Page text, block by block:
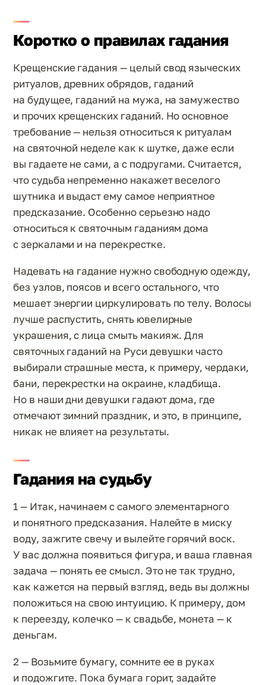
Коротко о правилах гадания
Крещенские гадания — целый свод языческих
ритуалов, древних обрядов, гаданий
на будущее, гаданий на мужа, на замужество
и прочих крещенских гаданий. Но основное
требование — нельзя относиться к ритуалам
на святочной неделе как к шутке, даже если
вы гадаете не сами, а с подругами. Считается,
что судьба непременно накажет веселого
шутника и выдаст ему самое неприятное
предсказание. Особенно серьезно надо
относиться к святочным гаданиям дома
с зеркалами и на перекрестке.
Надевать на гадание нужно свободную одежду,
без узлов, поясов и всего остального, что
мешает энергии циркулировать по телу. Волосы
лучше распустить, снять ювелирные
украшения, с лица смыть макияж. Для
святочных гаданий на Руси девушки часто
выбирали страшные места, к примеру, чердаки,
бани, перекрестки на окраине, кладбища.
Но в наши дни девушки гадают дома, где
отмечают зимний праздник, и это, в принципе,
никак не влияет на результаты.
Гадания на судьбу
1 — Итак, начинаем с самого элементарного
и понятного предсказания. Налейте в миску
воду, зажгите свечу и вылейте горячий воск.
У вас должна появиться фигура, и ваша главная
задача — понять ее смысл. Это не так трудно,
как кажется на первый взгляд, ведь вы должны
положиться на свою интуицию. К примеру, дом
к переезду, колечко — к свадьбе, монета — к
деньгам.
2 — Возьмите бумагу, сомните ее в руках
и подожгите. Пока бумага горит, задайте